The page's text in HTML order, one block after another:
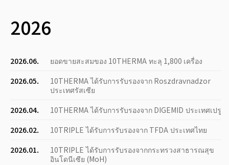
2026
2026.06.
ยอดขายสะสมของ 10THERMA ทะลุ 1,800 เครื่อง
2026.05.
10THERMA ได้รับการรับรองจาก Roszdravnadzor
ประเทศรัสเซีย
2026.04.
10THERMA ได้รับการรับรองจาก DIGEMID ประเทศเปรู
2026.02.
10TRIPLE ได้รับการรับรองจาก TFDA ประเทศไทย
2026.01.
10TRIPLE ได้รับการรับรองจากกระทรวงสาธารณสุข
อินโดนีเซีย (MoH)